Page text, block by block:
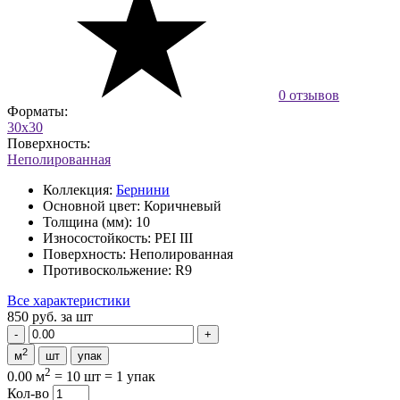
0 отзывов
Форматы:
30x30
Поверхность:
Неполированная
Коллекция: Бернини
Основной цвет: Коричневый
Толщина (мм): 10
Износостойкость: PEI III
Поверхность: Неполированная
Противоскольжение: R9
Все характеристики
850 руб. за шт
м2 шт упак
0.00 м2 = 10 шт = 1 упак
Кол-во